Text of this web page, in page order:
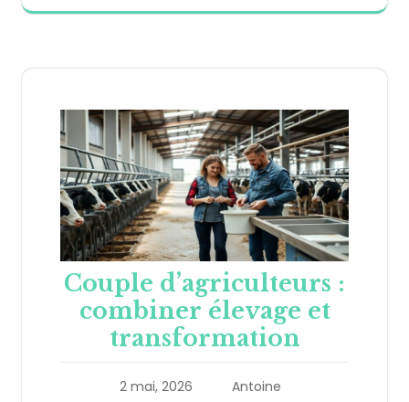
Couple d’agriculteurs :
combiner élevage et
transformation
2 mai, 2026
Antoine